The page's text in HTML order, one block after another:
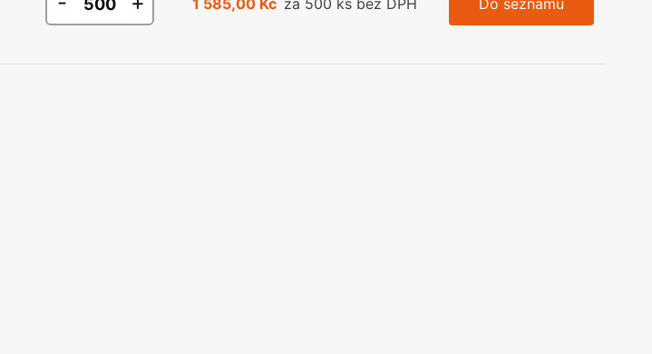
1 585,00 Kč za 500 ks bez DPH Do seznamu